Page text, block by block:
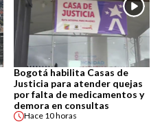
Bogotá habilita Casas de
Justicia para atender quejas
por falta de medicamentos y
demora en consultas
Hace 10 horas